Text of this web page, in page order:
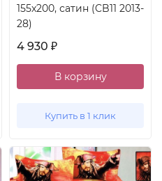
155x200, сатин (CB11 2013-
28)
4 930 ₽
В корзину
Купить в 1 клик